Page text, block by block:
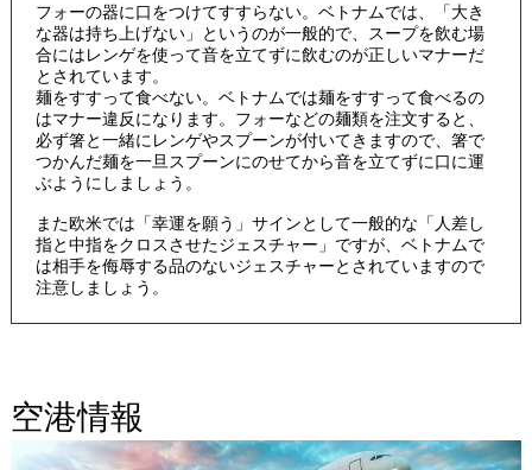
フォーの器に口をつけてすすらない。ベトナムでは、「大き
な器は持ち上げない」というのが一般的で、スープを飲む場
合にはレンゲを使って音を立てずに飲むのが正しいマナーだ
とされています。
麺をすすって食べない。ベトナムでは麺をすすって食べるの
はマナー違反になります。フォーなどの麺類を注文すると、
必ず箸と一緒にレンゲやスプーンが付いてきますので、箸で
つかんだ麺を一旦スプーンにのせてから音を立てずに口に運
ぶようにしましょう。
また欧米では「幸運を願う」サインとして一般的な「人差し
指と中指をクロスさせたジェスチャー」ですが、ベトナムで
は相手を侮辱する品のないジェスチャーとされていますので
注意しましょう。
空港情報